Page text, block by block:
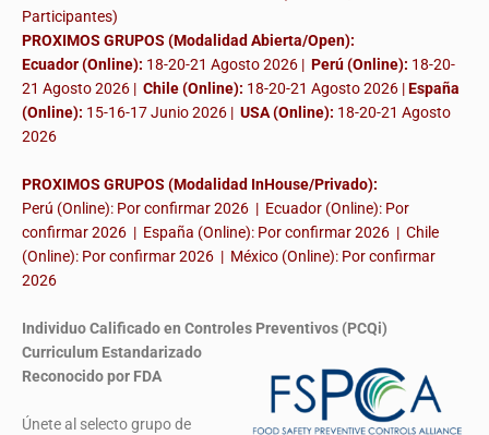
Participantes)
PROXIMOS GRUPOS (Modalidad Abierta/Open):
Ecuador (Online): 18-20-21 Agosto 2026 | Perú (Online): 18-20-
21 Agosto 2026 | Chile (Online): 18-20-21 Agosto 2026 |España
(Online): 15-16-17 Junio 2026 | USA (Online): 18-20-21 Agosto
2026
PROXIMOS GRUPOS (Modalidad InHouse/Privado):
Perú (Online): Por confirmar 2026 | Ecuador (Online): Por
confirmar 2026 | España (Online): Por confirmar 2026 | Chile
(Online): Por confirmar 2026 | México (Online): Por confirmar
2026
Individuo Calificado en Controles Preventivos (PCQi)
Curriculum Estandarizado
Reconocido por FDA
Únete al selecto grupo de